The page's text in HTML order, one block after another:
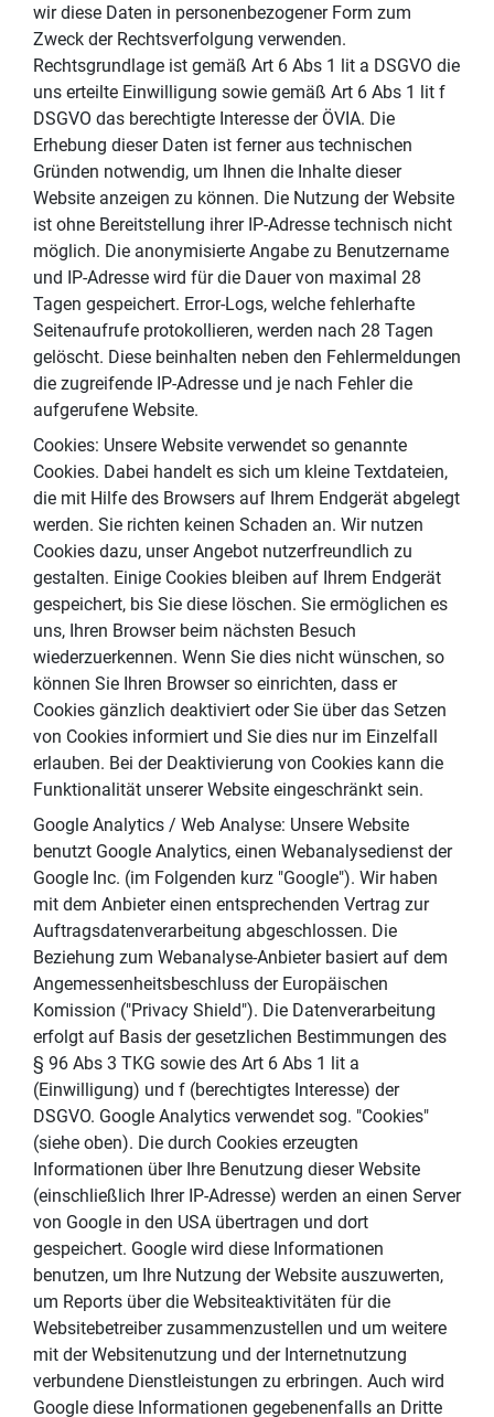
wir diese Daten in personenbezogener Form zum
Zweck der Rechtsverfolgung verwenden.
Rechtsgrundlage ist gemäß Art 6 Abs 1 lit a DSGVO die
uns erteilte Einwilligung sowie gemäß Art 6 Abs 1 lit f
DSGVO das berechtigte Interesse der ÖVIA. Die
Erhebung dieser Daten ist ferner aus technischen
Gründen notwendig, um Ihnen die Inhalte dieser
Website anzeigen zu können. Die Nutzung der Website
ist ohne Bereitstellung ihrer IP-Adresse technisch nicht
möglich. Die anonymisierte Angabe zu Benutzername
und IP-Adresse wird für die Dauer von maximal 28
Tagen gespeichert. Error-Logs, welche fehlerhafte
Seitenaufrufe protokollieren, werden nach 28 Tagen
gelöscht. Diese beinhalten neben den Fehlermeldungen
die zugreifende IP-Adresse und je nach Fehler die
aufgerufene Website.
Cookies: Unsere Website verwendet so genannte
Cookies. Dabei handelt es sich um kleine Textdateien,
die mit Hilfe des Browsers auf Ihrem Endgerät abgelegt
werden. Sie richten keinen Schaden an. Wir nutzen
Cookies dazu, unser Angebot nutzerfreundlich zu
gestalten. Einige Cookies bleiben auf Ihrem Endgerät
gespeichert, bis Sie diese löschen. Sie ermöglichen es
uns, Ihren Browser beim nächsten Besuch
wiederzuerkennen. Wenn Sie dies nicht wünschen, so
können Sie Ihren Browser so einrichten, dass er
Cookies gänzlich deaktiviert oder Sie über das Setzen
von Cookies informiert und Sie dies nur im Einzelfall
erlauben. Bei der Deaktivierung von Cookies kann die
Funktionalität unserer Website eingeschränkt sein.
Google Analytics / Web Analyse: Unsere Website
benutzt Google Analytics, einen Webanalysedienst der
Google Inc. (im Folgenden kurz "Google"). Wir haben
mit dem Anbieter einen entsprechenden Vertrag zur
Auftragsdatenverarbeitung abgeschlossen. Die
Beziehung zum Webanalyse-Anbieter basiert auf dem
Angemessenheitsbeschluss der Europäischen
Komission ("Privacy Shield"). Die Datenverarbeitung
erfolgt auf Basis der gesetzlichen Bestimmungen des
§ 96 Abs 3 TKG sowie des Art 6 Abs 1 lit a
(Einwilligung) und f (berechtigtes Interesse) der
DSGVO. Google Analytics verwendet sog. "Cookies"
(siehe oben). Die durch Cookies erzeugten
Informationen über Ihre Benutzung dieser Website
(einschließlich Ihrer IP-Adresse) werden an einen Server
von Google in den USA übertragen und dort
gespeichert. Google wird diese Informationen
benutzen, um Ihre Nutzung der Website auszuwerten,
um Reports über die Websiteaktivitäten für die
Websitebetreiber zusammenzustellen und um weitere
mit der Websitenutzung und der Internetnutzung
verbundene Dienstleistungen zu erbringen. Auch wird
Google diese Informationen gegebenenfalls an Dritte